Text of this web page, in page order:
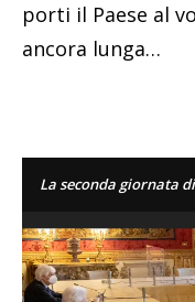
porti il Paese al
ancora lunga…
La seconda giornata